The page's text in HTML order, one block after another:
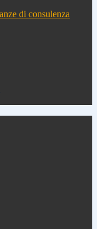
di consulenza